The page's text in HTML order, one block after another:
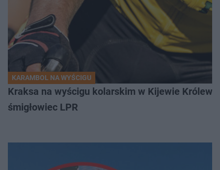
KARAMBOL NA WYŚCIGU
Kraksa na wyścigu kolarskim w Kijewie
śmigłowiec LPR